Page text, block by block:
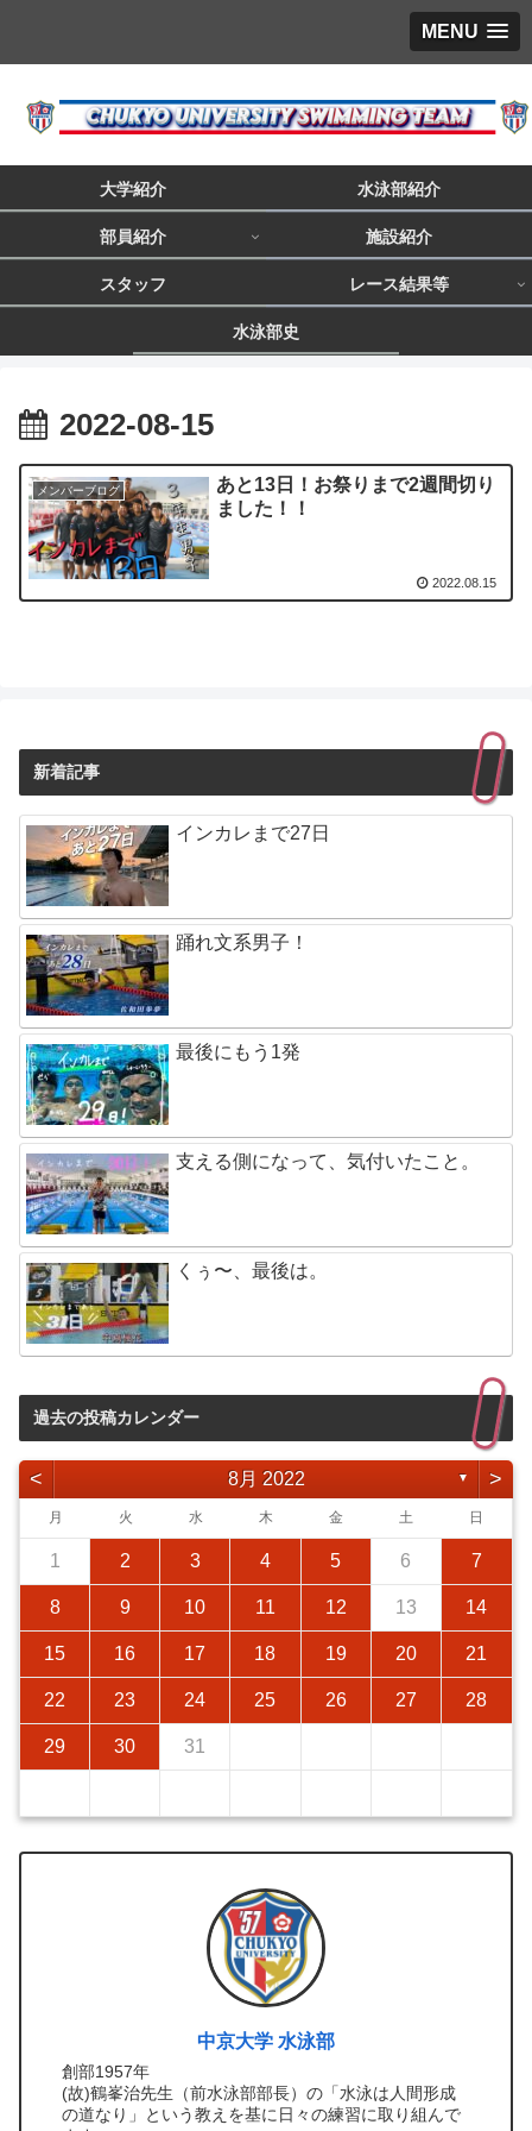
MENU
大学紹介 水泳部紹介
部員紹介 施設紹介
スタッフ レース結果等
水泳部史
2022-08-15
メンバーブログ
あと13日！お祭りまで2週間切り
ました！！
2022.08.15
新着記事
インカレまで27日
踊れ文系男子！
最後にもう1発
支える側になって、気付いたこと。
くぅ〜、最後は。
過去の投稿カレンダー
< 8月 2022 ▼ >
月 火 水 木 金 土 日
1 2 3 4 5 6 7
8 9 10 11 12 13 14
15 16 17 18 19 20 21
22 23 24 25 26 27 28
29 30 31
中京大学 水泳部
創部1957年
(故)鶴峯治先生（前水泳部部長）の「水泳は人間形成
の道なり」という教えを基に日々の練習に取り組んで